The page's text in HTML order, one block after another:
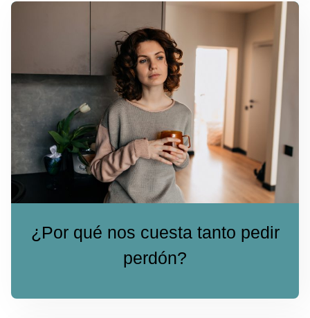
¿Por qué nos cuesta tanto pedir
perdón?